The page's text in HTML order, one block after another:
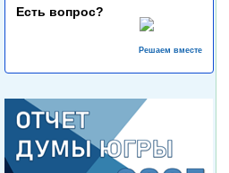
Есть вопрос?
Решаем вместе